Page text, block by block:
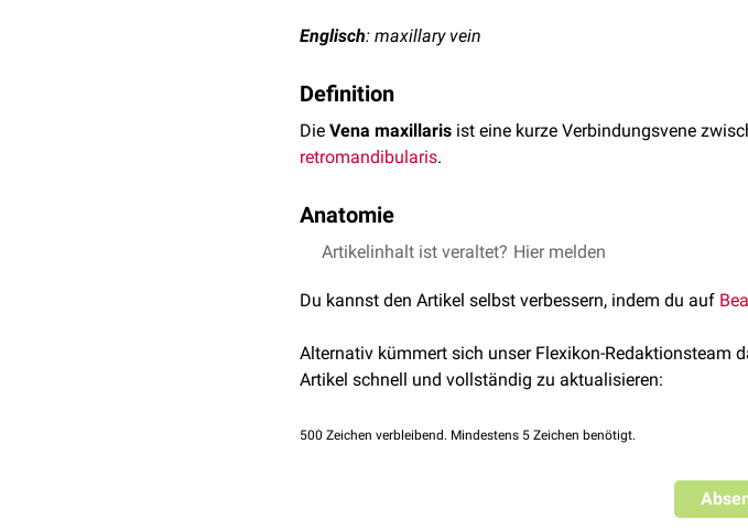
Englisch: maxillary vein
Definition
Die Vena maxillaris ist eine kurze Verbindungsvene
retromandibularis.
Anatomie
Die Vena maxillaris wird durch einen Zusammenfluss
sphenomandibulareund demCollum mandibulae nach
Artikelinhalt ist veraltet? Hier melden
Du kannst den Artikel selbst verbessern, indem du auf
Alternativ kümmert sich unser Flexikon-Redaktionsteam
Artikel schnell und vollständig zu aktualisieren:
500 Zeichen verbleibend. Mindestens 5 Zeichen benötigt.